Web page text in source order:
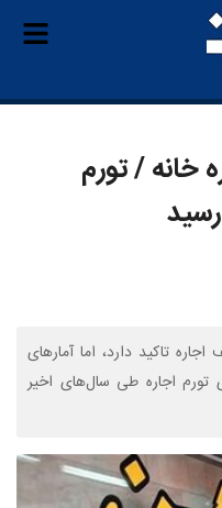
خانه / تورم
تاکید دارد، اما آمارهای
افزایش ۳۰تا ۴۰درصدی تورم اجاره طی سال‌های اخیر